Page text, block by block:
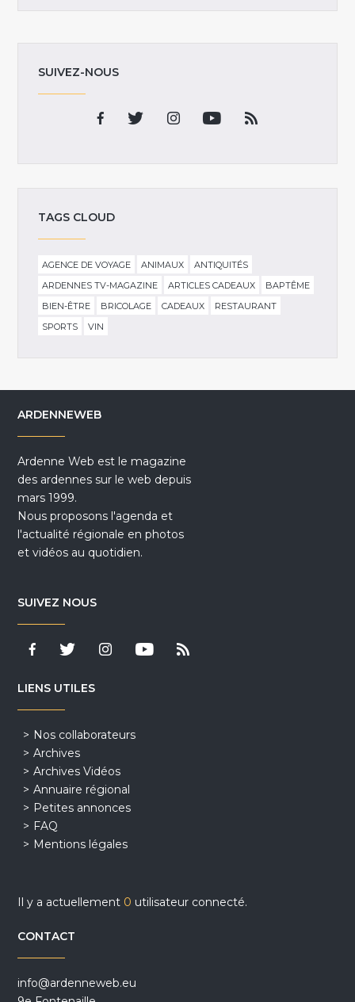
SUIVEZ-NOUS
TAGS CLOUD
AGENCE DE VOYAGE ANIMAUX
ANTIQUITÉS
ARDENNES TV-MAGAZINE
ARTICLES CADEAUX
BAPTÊME
BIEN-ÊTRE
BRICOLAGE CADEAUX
RESTAURANT
SPORTS
VIN
ARDENNEWEB
Ardenne Web est le magazine
des ardennes sur le web depuis
mars 1999.
Nous proposons l'agenda et
l'actualité régionale en photos
et vidéos au quotidien.
SUIVEZ NOUS
LIENS UTILES
Nos collaborateurs
Archives
Archives Vidéos
Annuaire régional
Petites annonces
FAQ
Mentions légales
Il y a actuellement 0 utilisateur connecté.
CONTACT
info@ardenneweb.eu